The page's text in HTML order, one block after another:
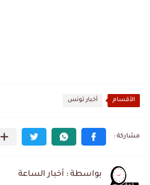
الأقسام أخبار تونس
بواسطة : أخبار الساعة